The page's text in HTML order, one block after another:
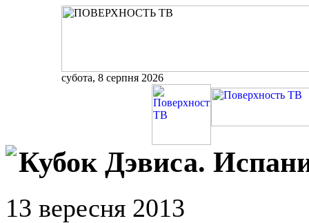
субота, 8 серпня 2026
Кубок Дэвиса.
13 вересня 2013